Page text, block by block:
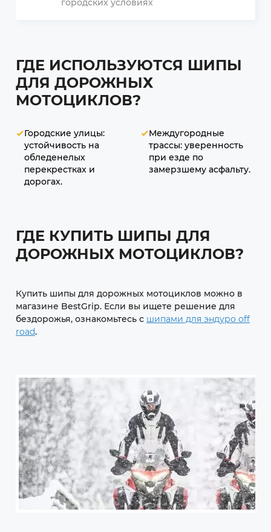
городских условиях
ГДЕ ИСПОЛЬЗУЮТСЯ ШИПЫ
ДЛЯ ДОРОЖНЫХ
МОТОЦИКЛОВ?
Городские улицы:
устойчивость на
обледенелых
перекрестках и
дорогах.
Междугородные
трассы: уверенность
при езде по
замерзшему асфальту.
ГДЕ КУПИТЬ ШИПЫ ДЛЯ
ДОРОЖНЫХ МОТОЦИКЛОВ?
Купить шипы для дорожных мотоциклов можно в
магазине BestGrip. Если вы ищете решение для
бездорожья, ознакомьтесь с шипами для эндуро off
road.